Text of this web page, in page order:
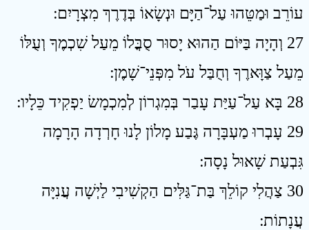
עוֹרֵב וּמַטֵּהוּ עַל־הַיָּם וּנְשָׂאוֹ בְּדֶרֶךְ מִצְרָיִם ׃
27 וְהָיָה בַּיּוֹם הַהוּא יָסוּר סֻבֳּלוֹ מֵעַל שִׁכְמֶךָ וְעֻלּוֹ
מֵעַל צַוָּארֶךָ וְחֻבַּל עֹל מִפְּנֵי־שָׁמֶן ׃
28 בָּא עַל־עַיַּת עָבַר בְּמִגְרוֹן לְמִכְמָשׂ יַפְקִיד כֵּלָיו ׃
29 עָבְרוּ מַעְבָּרָה גֶּבַע מָלוֹן לָנוּ חָרְדָה הָרָמָה
גִּבְעַת שָׁאוּל נָסָה ׃
30 צַהֲלִי קוֹלֵךְ בַּת־גַּלִּים הַקְשִׁיבִי לַיְשָׁה עֲנִיָּה
עֲנָתוֹת ׃